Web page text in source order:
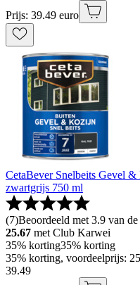
Prijs: 39.49 euro
CetaBever Snelbeits Gevel
zwartgrijs 750 ml
(7)Beoordeeld met 3.9 van
25.67 met Club Karwei
35% korting35% korting
35% korting, voordeelprijs:
39.49